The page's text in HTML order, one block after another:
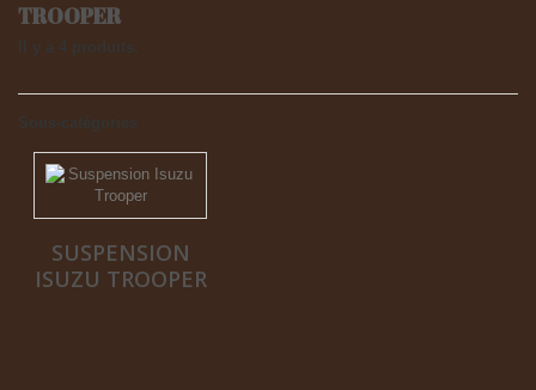
TROOPER
Sous-catégories
SUSPENSION
ISUZU TROOPER